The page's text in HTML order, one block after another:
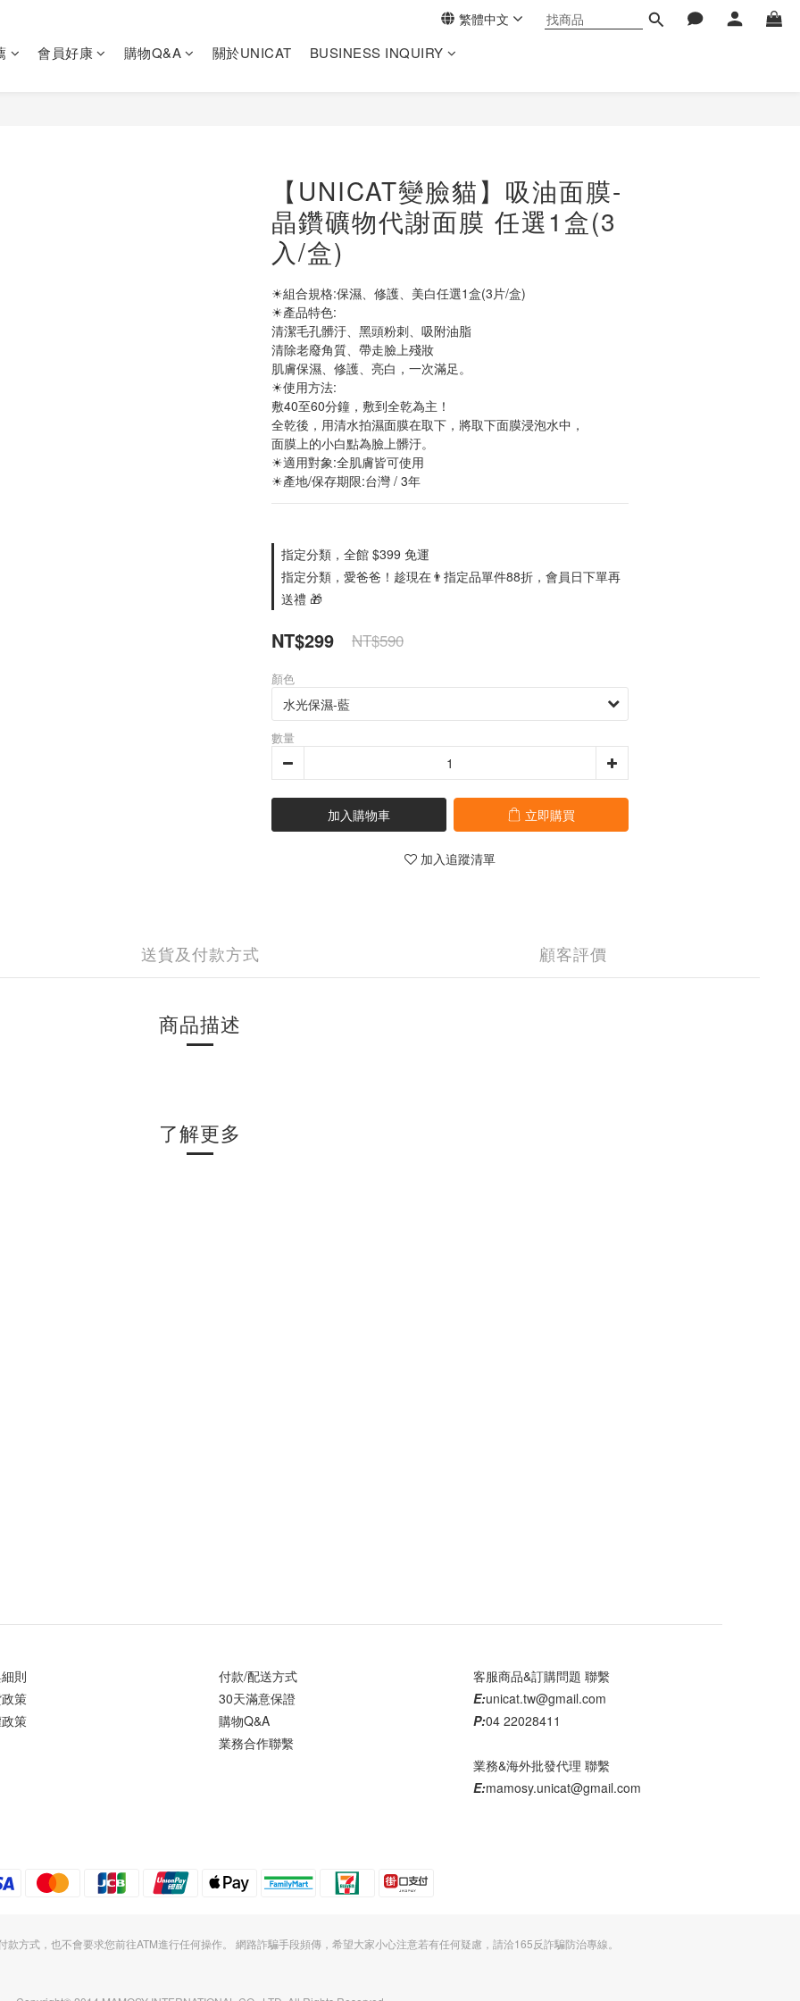
繁體中文
會員好康 購物Q&A 關於UNICAT BUSINESS INQUIRY
【UNICAT變臉貓】吸油面膜-
晶鑽礦物代謝面膜 任選1盒(3
入/盒)
☀組合規格:保濕、修護、美白任選1盒(3片/盒)
☀產品特色:
清潔毛孔髒汙、黑頭粉刺、吸附油脂
清除老廢角質、帶走臉上殘妝
肌膚保濕、修護、亮白，一次滿足。
☀使用方法:
敷40至60分鐘，敷到全乾為主！
全乾後，用清水拍濕面膜在取下，將取下面膜浸泡水中，
面膜上的小白點為臉上髒汙。
☀適用對象:全肌膚皆可使用
☀產地/保存期限:台灣 / 3年
指定分類，全館 $399 免運
指定分類，愛爸爸！趁現在👨指定品單件88折，會員日下單再
送禮 🎁
NT$299 NT$590
顏色
數量
加入購物車 立即購買
加入追蹤清單
送貨及付款方式 顧客評價
商品描述
了解更多
則
策
策
付款/配送方式
30天滿意保證
購物Q&A
業務合作聯繫
客服商品&訂購問題 聯繫
E:unicat.tw@gmail.com
P:04 22028411
業務&海外批發代理 聯繫
E:mamosy.unicat@gmail.com
方式，也不會要求您前往ATM進行任何操作。 網路詐騙手段頻傳，希望大家小心注意若有任何疑慮，請洽165反詐騙防治專線。